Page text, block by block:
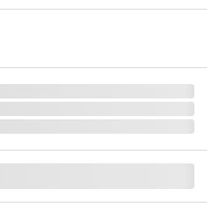
全年齢対象
ド対応 テーブルモード対応 携帯モ
：1.0 人